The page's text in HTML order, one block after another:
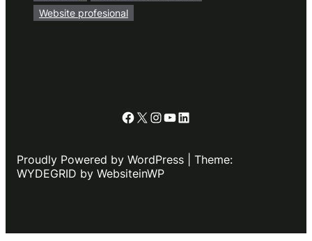
Website profesional
Facebook
X Instagram
YouTube
LinkedIn
Proudly Powered by WordPress | Theme:
WYDEGRID by WebsiteinWP